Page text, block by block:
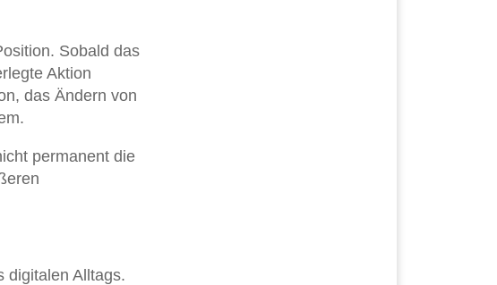
Sobald das
Aktion
das Ändern von
permanent die
digitalen Alltags.